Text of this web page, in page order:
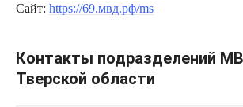
Сайт: https://69.мвд.рф/ms
Контакты подразделений
Тверской области